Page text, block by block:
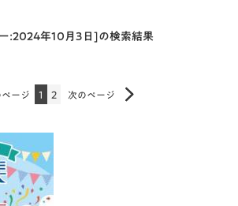
:2024年10月3日]の検索結果
ージ 1 2 次のページ